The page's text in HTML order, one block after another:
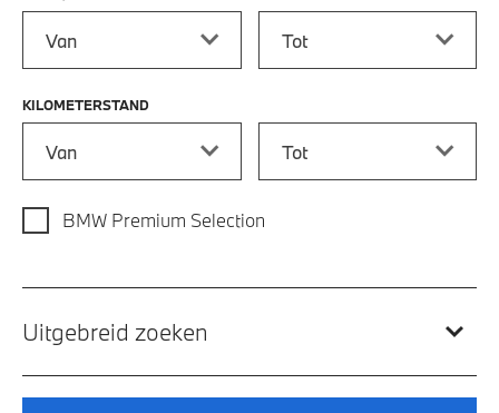
KILOMETERSTAND
BMW Premium Selection
Uitgebreid zoeken